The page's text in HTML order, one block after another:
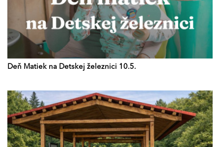
Deň Matiek na Detskej železnici 10.5.